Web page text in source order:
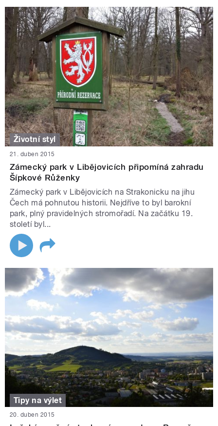
Životní styl
21. duben 2015
Zámecký park v Libějovicích připomíná zahradu
Šípkové Růženky
Zámecký park v Libějovicích na Strakonicku na jihu
Čech má pohnutou historii. Nejdříve to byl barokní
park, plný pravidelných stromořadí. Na začátku 19.
století byl...
Tipy na výlet
20. duben 2015